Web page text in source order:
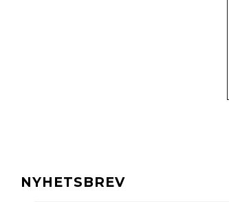
NYHETSBREV